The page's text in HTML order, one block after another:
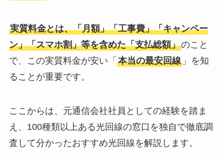
実質料金とは、「月額」「工事費」「キャンペー
ン」「スマホ割」等を含めた「支払総額」のこと
で、この実質料金が安い「 本当の最安回線」を知
ることが重要です。
ここからは、元通信会社社員としての経験を踏ま
え、100種類以上ある光回線の窓口を独自で徹底調
査して分かったおすすめ光回線を解説します。